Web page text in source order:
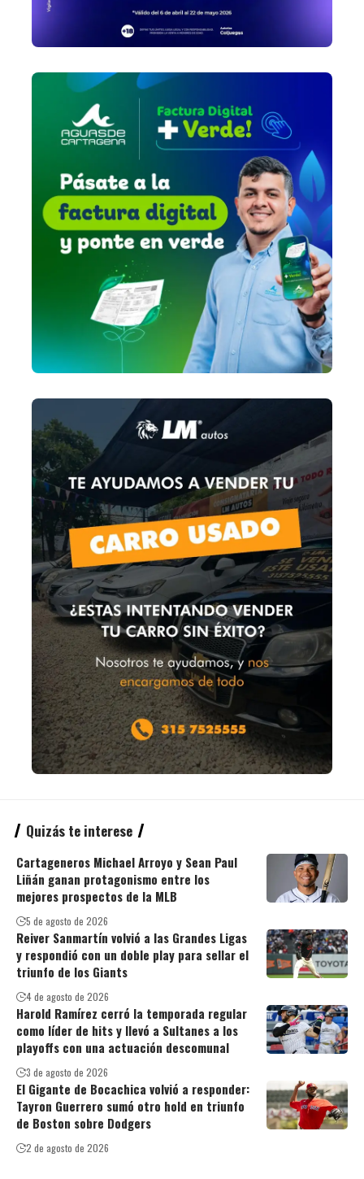
Quizás te interese
Cartageneros Michael Arroyo y Sean Paul
Liñán ganan protagonismo entre los
mejores prospectos de la MLB
5 de agosto de 2026
Reiver Sanmartín volvió a las Grandes Ligas
y respondió con un doble play para sellar el
triunfo de los Giants
4 de agosto de 2026
Harold Ramírez cerró la temporada regular
como líder de hits y llevó a Sultanes a los
playoffs con una actuación descomunal
3 de agosto de 2026
El Gigante de Bocachica volvió a responder:
Tayron Guerrero sumó otro hold en triunfo
de Boston sobre Dodgers
2 de agosto de 2026